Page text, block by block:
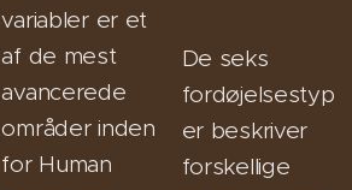
variabler er et
af de mest
avancerede
områder inden
for Human
De seks
fordøjelsestyp
er beskriver
forskellige